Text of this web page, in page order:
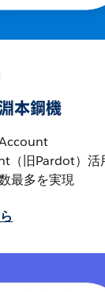
本鋼機
（旧Pardot）活
最多を実現